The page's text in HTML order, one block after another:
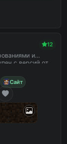
12
и
с версий от
Сайт